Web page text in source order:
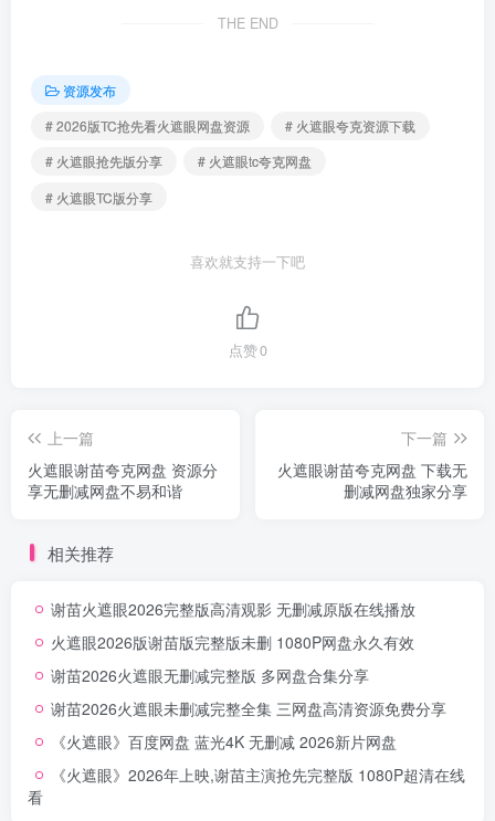
THE END
资源发布
# 2026版TC抢先看火遮眼网盘资源
# 火遮眼夸克资源下载
# 火遮眼抢先版分享
# 火遮眼tc夸克网盘
# 火遮眼TC版分享
喜欢就支持一下吧
点赞0
上一篇
火遮眼谢苗夸克网盘 资源分
享无删减网盘不易和谐
下一篇
火遮眼谢苗夸克网盘 下载无
删减网盘独家分享
相关推荐
谢苗火遮眼2026完整版高清观影 无删减原版在线播放
火遮眼2026版谢苗版完整版未删 1080P网盘永久有效
谢苗2026火遮眼无删减完整版 多网盘合集分享
谢苗2026火遮眼未删减完整全集 三网盘高清资源免费分享
《火遮眼》百度网盘 蓝光4K 无删减 2026新片网盘
《火遮眼》2026年上映,谢苗主演抢先完整版 1080P超清在线
看